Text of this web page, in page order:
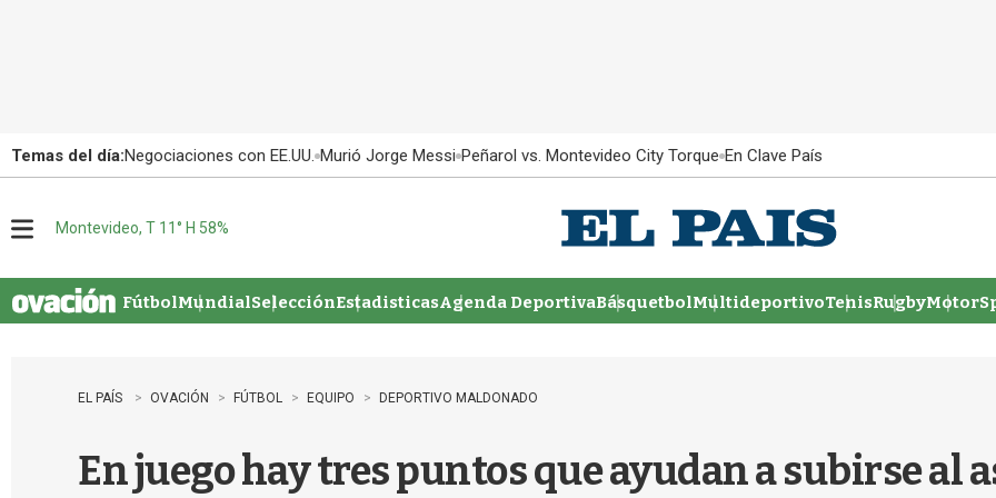
Temas del día:Negociaciones con EE.UU. Murió Jorge Messi Peñarol vs. Montevideo City Torque En Clave País
u
Montevideo, T 11° H 58%
FútbolMundialSelecciónEstadisticasAgenda DeportivaBásquetbolMultideportivoTenisRugby
EL PAÍS OVACIÓN FÚTBOL EQUIPO DEPORTIVO MALDONADO
En juego hay tres puntos que ayudan a subirse al